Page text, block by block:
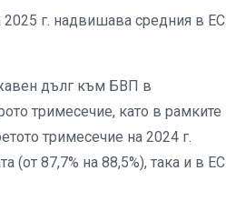
г. надвишава средния в ЕС
дълг към БВП в
тримесечие, като в рамките
тримесечие на 2024 г.
87,7% на 88,5%), така и в ЕС